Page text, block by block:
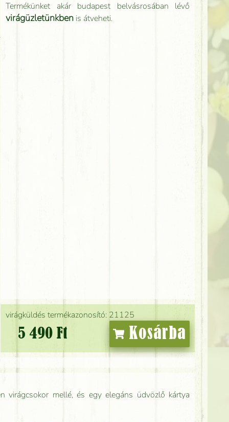
virágküldés termékazonosító: 21125
5 490 Ft Kosárba
Termékünket akár budapest belvásrosában lévő
virágüzletünkben is átveheti.
virágcsokor mellé, és egy elegáns üdvözlő kártya